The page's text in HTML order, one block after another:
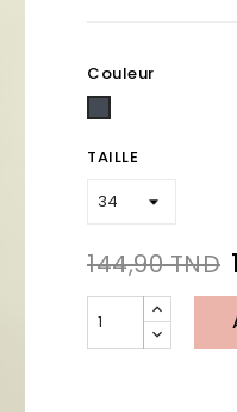
Couleur
Noir
TAILLE
144,90 TND